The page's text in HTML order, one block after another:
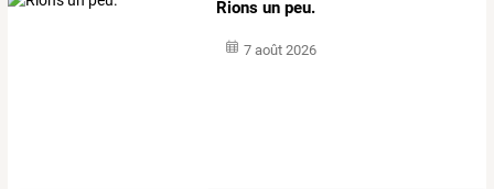
Rions un peu.
7 août 2026